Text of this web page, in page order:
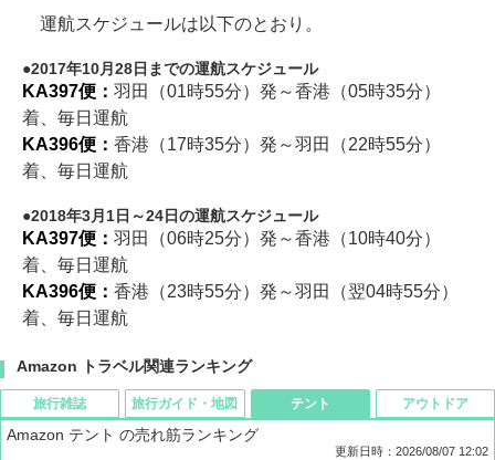
運航スケジュールは以下のとおり。
2017年10月28日までの運航スケジュール
KA397便： 羽田（01時55分）発～香港（05時35分）
着、毎日運航
KA396便： 香港（17時35分）発～羽田（22時55分）
着、毎日運航
2018年3月1日～24日の運航スケジュール
KA397便： 羽田（06時25分）発～香港（10時40分）
着、毎日運航
KA396便： 香港（23時55分）発～羽田（翌04時55分）
着、毎日運航
Amazon トラベル関連ランキング
旅行雑誌 旅行ガイド・地図 テント
Amazon テント の売れ筋ランキング
更新日時：2026/08/07 12:02
アウトドア